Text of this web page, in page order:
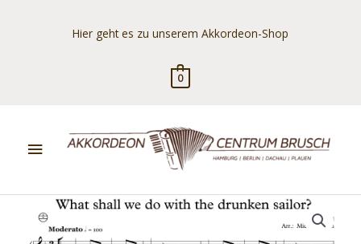
Hier geht es zu unserem Akkordeon-Shop
0
Hauptmenü